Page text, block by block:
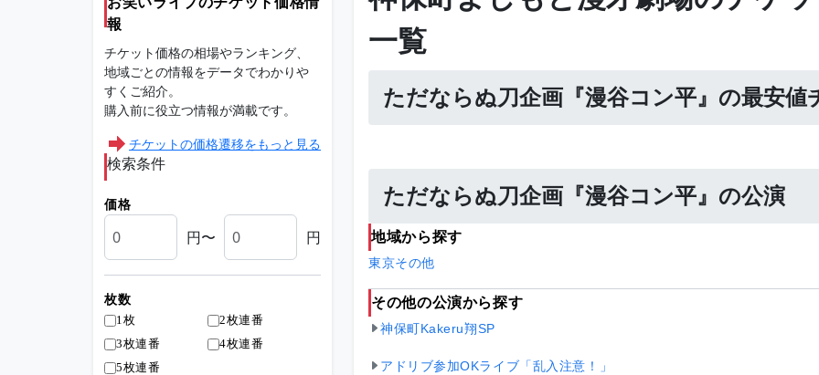
一覧
ただならぬ刀企画『漫谷コン平』の最安値
ただならぬ刀企画『漫谷コン平』の公演
地域から探す
東京その他
その他の公演から探す
神保町Kakeru翔SP
アドリブ参加OKライブ「乱入注意！」
報
チケット価格の相場やランキング、
地域ごとの情報をデータでわかりや
すくご紹介。
購入前に役立つ情報が満載です。
チケットの価格遷移をもっと見る
検索条件
価格
円〜 円
枚数
1枚
2枚連番
3枚連番
4枚連番
5枚連番